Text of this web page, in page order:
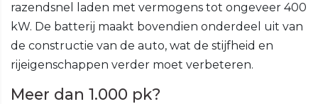
razendsnel laden met vermogens tot ongeveer 400
kW. De batterij maakt bovendien onderdeel uit van
de constructie van de auto, wat de stijfheid en
rijeigenschappen verder moet verbeteren.
Meer dan 1.000 pk?